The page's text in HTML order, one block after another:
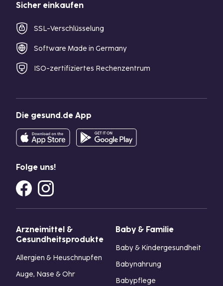
Sicher einkaufen
SSL-Verschlüsselung
Software Made in Germany
ISO-zertifiziertes Rechenzentrum
Die gesund.de App
Folge uns!
Arzneimittel &
Gesundheitsprodukte
Allergien & Heuschnupfen
Auge, Nase & Ohr
Baby & Familie
Baby & Kindergesundheit
Babynahrung
Babypflege